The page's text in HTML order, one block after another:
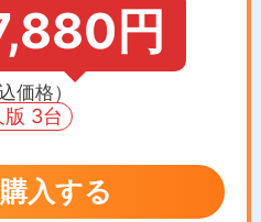
円
価格）
版 3台
入する